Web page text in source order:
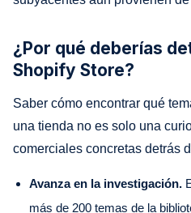
¿Por qué deberías
Shopify Store?
Saber cómo encontrar qué
una tienda no es solo una
comerciales concretas detrás
Avanza en la investigación.
más de 200 temas de la